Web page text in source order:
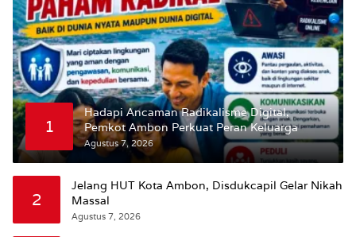
1
Hadapi Ancaman Radikalisme Digital,
Pemkot Ambon Perkuat Peran Keluarga
Agustus 7, 2026
2
Jelang HUT Kota Ambon, Disdukcapil Gelar Nikah
Massal
Agustus 7, 2026